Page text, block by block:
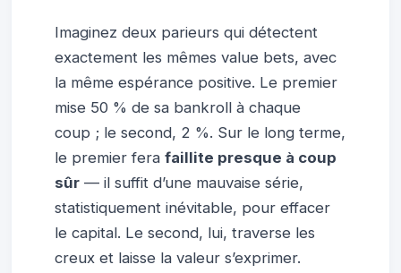
Imaginez deux parieurs qui détectent
exactement les mêmes value bets, avec
la même espérance positive. Le premier
mise 50 % de sa bankroll à chaque
coup ; le second, 2 %. Sur le long terme,
le premier fera faillite presque à coup
sûr — il suffit d’une mauvaise série,
statistiquement inévitable, pour effacer
le capital. Le second, lui, traverse les
creux et laisse la valeur s’exprimer.